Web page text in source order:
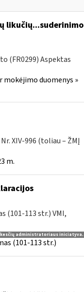
likučių...suderinimo
(FR0299) Aspektas
mokėjimo duomenys »
XIV-996 (toliau – ŽMĮ
m.
(101-113 str.) VMI,
administratoriaus iniciatyva.
(101-113 str.)